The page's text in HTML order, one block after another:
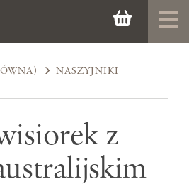
NASZYJNIKI
z